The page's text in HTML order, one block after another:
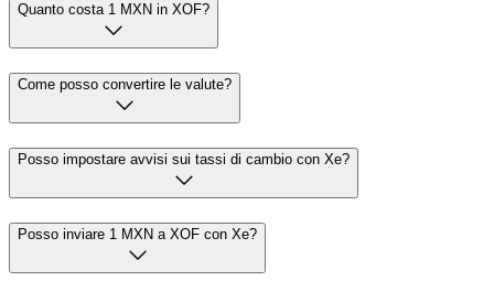
Quanto costa 1 MXN in XOF?
Come posso convertire le valute?
Posso impostare avvisi sui tassi di cambio con Xe?
Posso inviare 1 MXN a XOF con Xe?